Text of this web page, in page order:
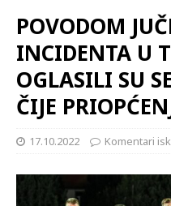
POVODOM
INCIDENTA U
OGLASILI SU
ČIJE
17.10.2022 Komentari